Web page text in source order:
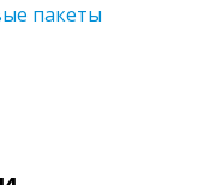
пакеты